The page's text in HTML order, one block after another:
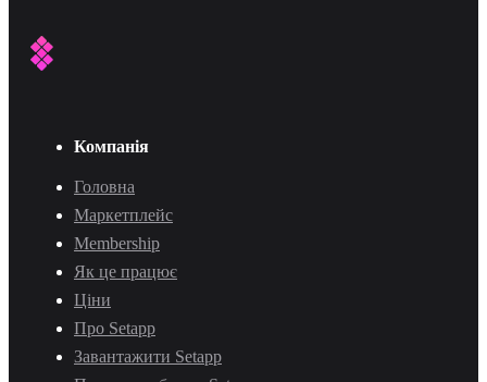
Компанія
Головна
Маркетплейс
Membership
Як це працює
Ціни
Про Setapp
Завантажити Setapp